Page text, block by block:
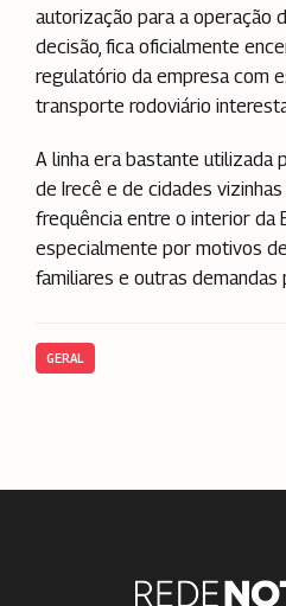
autorização para a operação
decisão, fica oficialmente
regulatório da empresa com
transporte rodoviário
A linha era bastante utilizada
de Irecê e de cidades
frequência entre o interior da
especialmente por motivos
familiares e outras demandas
GERAL